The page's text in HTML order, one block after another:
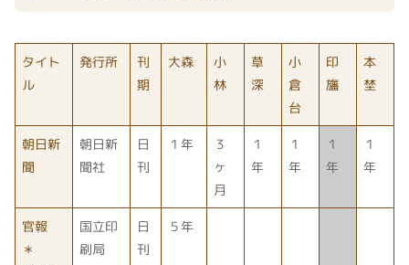
タイト
ル
発行所
刊
期
大森
小
林
草
深
小
倉
台
印
旛
本
埜
朝日新
聞
朝日新
聞社
日
刊
１年
３
ヶ
月
１
年
１
年
１
年
１
年
官報
＊
国立印
刷局
日
刊
５年